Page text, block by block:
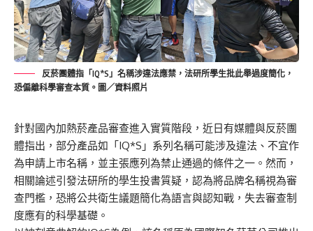
反菸團體指「IQ*S」名稱涉違法應禁，法研所學生批此舉過度簡化，
恐偏離科學審查本質。圖／資料照片
針對國內加熱菸產品審查進入實質階段，近日有媒體與反菸團
體指出，部分產品如「IQ*S」系列名稱可能涉及違法、不宜作
為申請上市名稱，並主張應列為禁止通過的條件之一。然而，
相關論述引發法研所的學生投書質疑，認為將品牌名稱視為審
查門檻，恐將公共衛生議題簡化為語言與認知戰，失去審查制
度應有的科學基礎。